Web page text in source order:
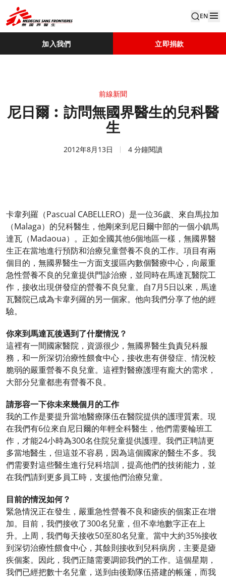
EN
加入我們 立即捐款
前線新聞
尼日爾︰訪問無國界醫生的兒科醫
生
2012年8月13日 4 分鐘閱讀
卡韋列羅（Pascual CABELLERO）是一位36歲、來自馬拉加
（Malaga）的兒科醫生，他剛來到尼日爾中部的一個小鎮馬
達瓦（Madaoua）。正如全國其他6個地區一樣，無國界醫
生正在當地進行預防和治療兒童營養不良的工作。項目有兩
個目的，無國界醫生一方面支援區內數個醫療中心，向嚴重
急性營養不良的兒童提供門診治療，並同時在馬達瓦醫院工
作，接收出現併發症的營養不良兒童。自7月5日以來，馬達
瓦醫院已成為卡韋列羅的另一個家。他向我們分享了他的經
驗。
你來到馬達瓦後遇到了什麼情況？
這裡有一間國家醫院，資源很少，無國界醫生負責兒科服
務，和一所深切治療性餵食中心，接收患有併發症、情況較
脆弱的嚴重營養不良兒童。這裡對醫療護理有龐大的需求，
大部分兒童都患有營養不良。
請形容一下你未來幾個月的工作
我的工作是要提升當地醫療隊伍在醫院提供的護理質素。現
在我們有6位來自尼日爾的年輕全科醫生，他們需要輪班工
作，才能24小時為300名住院兒童提供護理。我們正聘請更
多當地醫生，但這並不容易，因為這個國家的醫生不多。我
們需要對這些醫生進行兒科培訓，提高他們的技術能力，並
在我們請到更多員工時，支援他們治療兒童。
目前的情況如何？
緊急情況正在發生，嚴重急性營養不良和瘧疾的個案正在增
加。目前，我們接收了300名兒童，但不幸地數字正在上
升。上周，我們每天接收50至80名兒童。當中大約35%接收
到深切治療性餵食中心，其餘則接收到兒科病房，主要是瘧
疾個案。因此，我們正隨需要調節我們的工作。這個星期，
我們已經把數十名兒童，送到由後勤隊伍搭建的帳篷，而我